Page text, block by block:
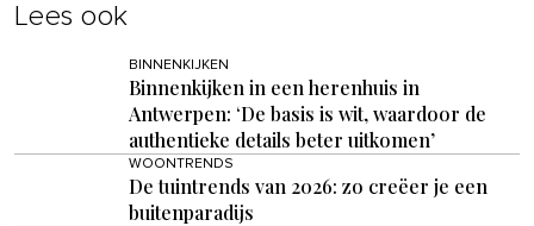
Lees ook
BINNENKIJKEN
Binnenkijken in een herenhuis in
Antwerpen: ‘De basis is wit, waardoor de
authentieke details beter uitkomen’
WOONTRENDS
De tuintrends van 2026: zo creëer je een
buitenparadijs